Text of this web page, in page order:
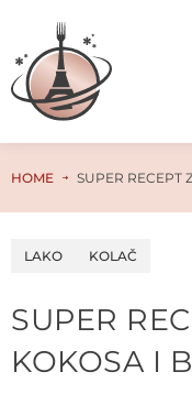
HOME SUPER RECEPT
LAKO KOLAČ
SUPER
KOKOSA I